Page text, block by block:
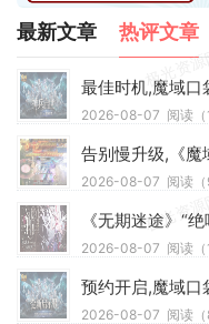
最新文章 热评文章
最佳时机,魔域口
2026-08-07 阅读（
2026-08-07 阅读（
2026-08-07 阅读（
预约开启,魔域口
2026-08-07 阅读（